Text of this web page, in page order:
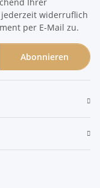
widerruflich
per E-Mail zu.
Abonnieren